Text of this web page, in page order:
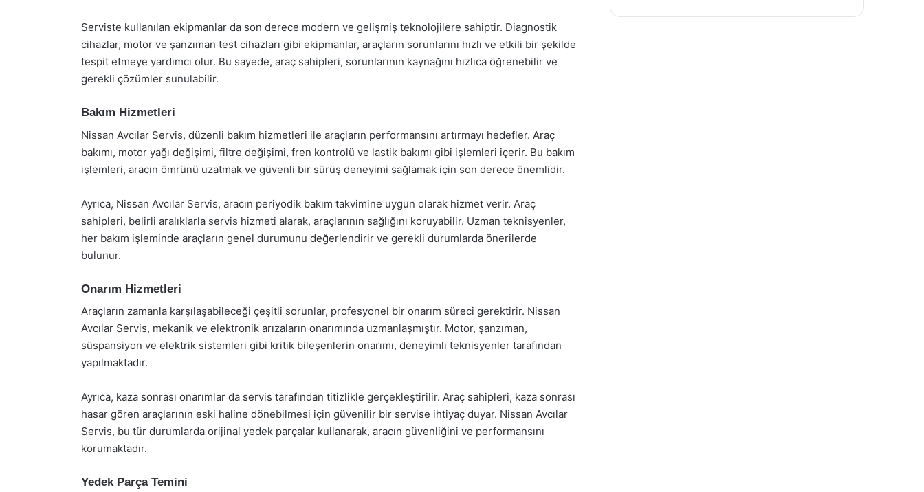
Serviste kullanılan ekipmanlar da son derece modern ve gelişmiş teknolojilere sahiptir. Diagnostik
cihazlar, motor ve şanzıman test cihazları gibi ekipmanlar, araçların sorunlarını hızlı ve etkili bir şekilde
tespit etmeye yardımcı olur. Bu sayede, araç sahipleri, sorunlarının kaynağını hızlıca öğrenebilir ve
gerekli çözümler sunulabilir.
Bakım Hizmetleri
Nissan Avcılar Servis, düzenli bakım hizmetleri ile araçların performansını artırmayı hedefler. Araç
bakımı, motor yağı değişimi, filtre değişimi, fren kontrolü ve lastik bakımı gibi işlemleri içerir. Bu bakım
işlemleri, aracın ömrünü uzatmak ve güvenli bir sürüş deneyimi sağlamak için son derece önemlidir.
Ayrıca, Nissan Avcılar Servis, aracın periyodik bakım takvimine uygun olarak hizmet verir. Araç
sahipleri, belirli aralıklarla servis hizmeti alarak, araçlarının sağlığını koruyabilir. Uzman teknisyenler,
her bakım işleminde araçların genel durumunu değerlendirir ve gerekli durumlarda önerilerde
bulunur.
Onarım Hizmetleri
Araçların zamanla karşılaşabileceği çeşitli sorunlar, profesyonel bir onarım süreci gerektirir. Nissan
Avcılar Servis, mekanik ve elektronik arızaların onarımında uzmanlaşmıştır. Motor, şanzıman,
süspansiyon ve elektrik sistemleri gibi kritik bileşenlerin onarımı, deneyimli teknisyenler tarafından
yapılmaktadır.
Ayrıca, kaza sonrası onarımlar da servis tarafından titizlikle gerçekleştirilir. Araç sahipleri, kaza sonrası
hasar gören araçlarının eski haline dönebilmesi için güvenilir bir servise ihtiyaç duyar. Nissan Avcılar
Servis, bu tür durumlarda orijinal yedek parçalar kullanarak, aracın güvenliğini ve performansını
korumaktadır.
Yedek Parça Temini